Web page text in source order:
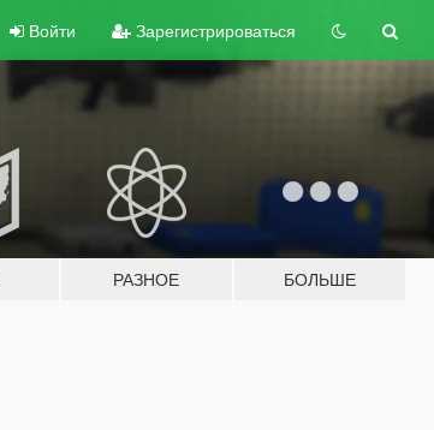
Войти Зарегистрироваться
РАЗНОЕ БОЛЬШЕ